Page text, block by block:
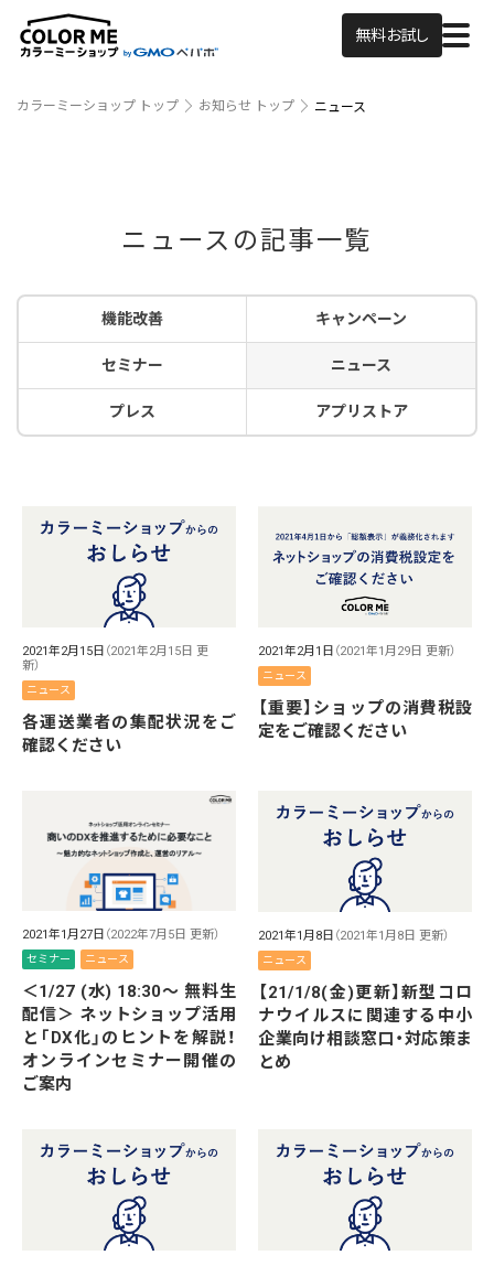
無料お試し
カラーミーショップ トップ お知らせ トップ ニュース
ニュースの記事一覧
機能改善 キャンペーン
セミナー ニュース
プレス アプリストア
2021年2月15日 （2021年2月15日 更
新）
ニュース
各運送業者の集配状況をご
確認ください
2021年2月1日 （2021年1月29日 更新）
ニュース
【重要】ショップの消費税設
定をご確認ください
2021年1月27日 （2022年7月5日 更新）
セミナー ニュース
＜1/27 (水) 18:30～ 無料生
配信＞ ネットショップ活用
と「DX化」のヒントを解説！
オンラインセミナー開催の
ご案内
2021年1月8日 （2021年1月8日 更新）
ニュース
【21/1/8(金)更新】新型コロ
ナウイルスに関連する中小
企業向け相談窓口・対応策ま
とめ